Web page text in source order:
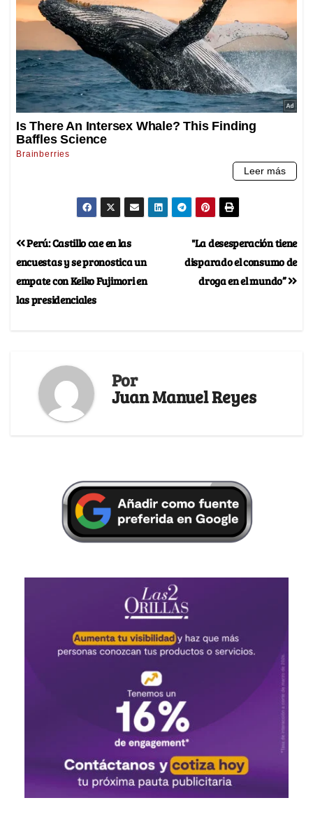
"La desesperación tiene
disparado el consumo de
droga en el mundo”
Perú: Castillo cae en las
encuestas y se pronostica un
empate con Keiko Fujimori en
las presidenciales
Por
Juan Manuel Reyes